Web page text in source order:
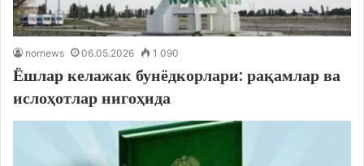
nornews 06.05.2026 1 090
Ёшлар келажак бунёдкорлари: рақамлар ва
ислоҳотлар нигоҳида